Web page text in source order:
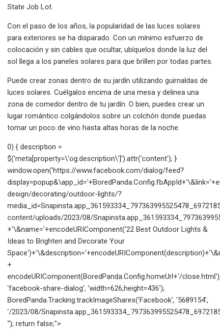
State Job Lot.
Con el paso de los años, la popularidad de las luces solares
para exteriores se ha disparado. Con un mínimo esfuerzo de
colocación y sin cables que ocultar, ubíquelos donde la luz del
sol llega a los paneles solares para que brillen por todas partes.
Puede crear zonas dentro de su jardín utilizando guirnaldas de
luces solares. Cuélgalos encima de una mesa y delinea una
zona de comedor dentro de tu jardín. O bien, puedes crear un
lugar romántico colgándolos sobre un colchón donde puedas
tomar un poco de vino hasta altas horas de la noche.
0) { description =
$('meta[property=\'og:description\']').attr('content'); }
window.open('https://www.facebook.com/dialog/feed?
design/decorating/outdoor-lights/?
content/uploads/2023/08/
+'\&name='+encodeURIComponent('22 Best Outdoor Lights &
Ideas to Brighten and Decorate Your
+
encodeURIComponent(BoredPanda.Config.homeUrl+'/
'facebook-share-dialog', 'width=626,height=436');
BoredPanda.Tracking.trackImageShares('Facebook', '5689154',
'/2023/08/
''); return false;">